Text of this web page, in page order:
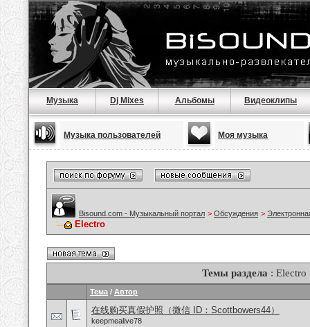
Музыка Dj Mixes Альбомы Видеоклипы
Музыка пользователей Моя музыка
Bisound.com - Музыкальный портал > Обсуждения >
Electro
Темы раздела : Electro
Тема / Автор
在线购买真假护照（微信 ID：Scottbowers44）
keepmealive78